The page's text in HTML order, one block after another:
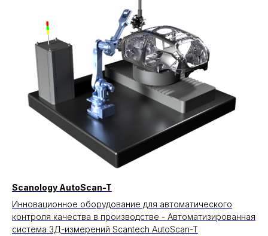
Scanology AutoScan-T
Инновационное оборудование для автоматического
контроля качества в производстве - Автоматизированная
система 3Д-измерений Scantech AutoScan-T